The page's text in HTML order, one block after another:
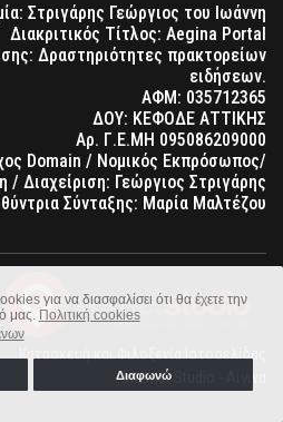
για να διασφαλίσει ότι θα έχετε την
μας. Πολιτική cookies
Διαφωνώ
Στριγάρης Γεώργιος του Ιωάννη
Διακριτικός Τίτλος: Aegina Portal
Δραστηριότητες πρακτορείων
ειδήσεων.
ΑΦΜ: 035712365
ΔΟΥ: ΚΕΦΟΔΕ ΑΤΤΙΚΗΣ
Αρ. Γ.Ε.ΜΗ 095086209000
Domain / Νομικός Εκπρόσωπος/
/ Διαχείριση: Γεώργιος Στριγάρης
Σύνταξης: Μαρία Μαλτέζου
Internet Studio - Αίγινα